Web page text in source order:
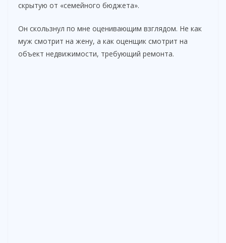
d
e
скрытую от «семейного бюджета».
Он скользнул по мне оценивающим взглядом. Не как
муж смотрит на жену, а как оценщик смотрит на
объект недвижимости, требующий ремонта.